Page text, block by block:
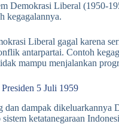
Demokrasi Liberal (1950-
kegagalannya.
Liberal gagal karena
antarpartai. Contoh
mampu menjalankan
5 Juli 1959
dan dampak dikeluarkannya
ketatanegaraan